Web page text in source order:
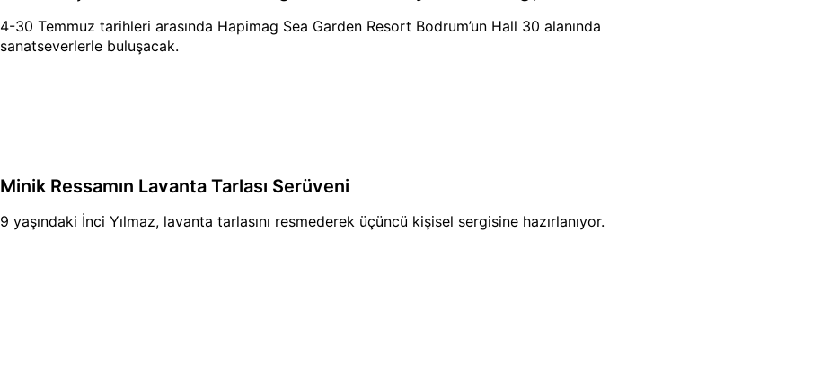
4-30 Temmuz tarihleri arasında Hapimag Sea Garden Resort Bodrum’un Hall 30 alanında
sanatseverlerle buluşacak.
Minik Ressamın Lavanta Tarlası Serüveni
9 yaşındaki İnci Yılmaz, lavanta tarlasını resmederek üçüncü kişisel sergisine hazırlanıyor.